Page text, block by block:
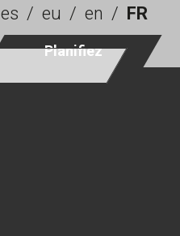
es eu en FR
Planifiez